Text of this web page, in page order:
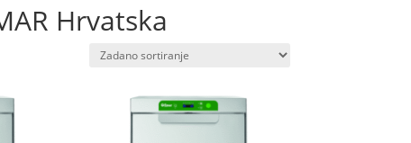
Hrvatska